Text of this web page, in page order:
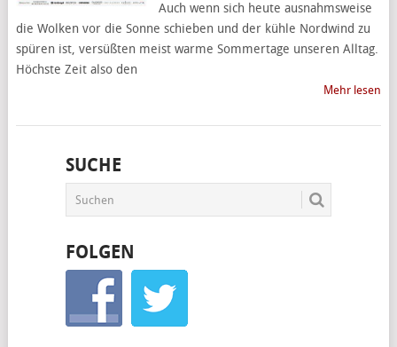
Auch wenn sich heute ausnahmsweise
die Wolken vor die Sonne schieben und der kühle Nordwind zu
spüren ist, versüßten meist warme Sommertage unseren Alltag.
Höchste Zeit also den
Mehr lesen
SUCHE
FOLGEN